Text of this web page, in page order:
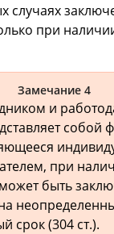
случаях
при
Замечание 4
и
собой
при
быть
срок (304 ст.).